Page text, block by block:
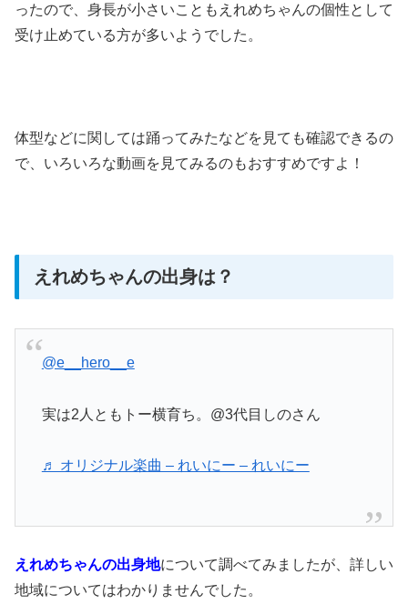
ったので、 身長が小さいこともえれめちゃんの個性として
受け止めている方が多いようでした。
体型などに関しては踊ってみたなどを見ても確認できるの
で、 いろいろな動画を見てみるのもおすすめですよ！
えれめちゃんの出身は？
@e__hero__e
実は2人ともトー横育ち。@3代目しのさん
♬ オリジナル楽曲 – れいにー – れいにー
えれめちゃんの出身地について調べてみましたが、 詳しい
地域についてはわかりませんでした。